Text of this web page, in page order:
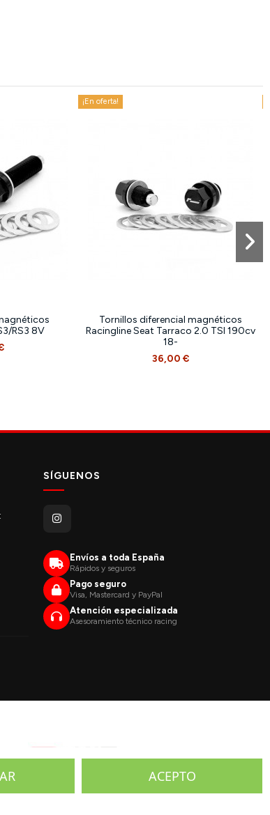
RS3 8V
¡En oferta!
Tornillos diferencial magnéticos
Racingline Seat Tarraco 2.0 TSI 190cv
18-
36,00 €
SÍGUENOS
Envíos a toda España
Rápidos y seguros
Pago seguro
Visa, Mastercard y PayPal
Atención especializada
Asesoramiento técnico racing
ACEPTO